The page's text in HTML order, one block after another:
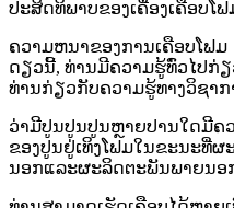
ປະສິດທິພາບຂອງເຄື່ອງເຄືອບໂ
ຄວາມຫນາຂອງການເຄືອບໂຟມ
ດຽວນີ້, ທ່ານມີຄວາມຮູ້ທົ່ວໄປກ່
ທ່ານກ່ຽວກັບຄວາມຮູ້ທາງວິຊາ
ວ່າມີປູນປູນປູນຫຼາຍປານໃດມີຄ
ຂອງປູນຢູ່ເທິງໂຟມໃນຂະນະທີ່
ນອກແລະຜະລິດຕະພັນພາຍນອ